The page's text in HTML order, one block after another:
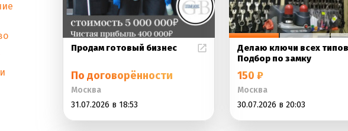
Продам готовый бизнес
По договорённости
Москва
31.07.2026 в 18:53
Делаю ключи всех
Подбор по замку
150 ₽
Москва
30.07.2026 в 20:03